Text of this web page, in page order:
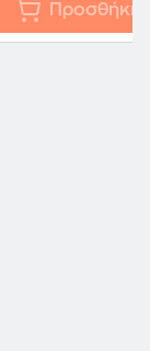
Προσθήκη